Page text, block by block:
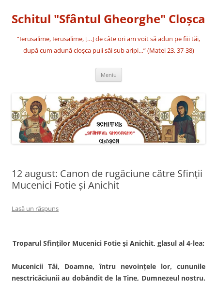
conținut
Schitul "Sfântul Gheorghe" Cloşca
“Ierusalime, Ierusalime, […] de câte ori am voit să adun pe fiii tăi,
după cum adună cloşca puii săi sub aripi…” (Matei 23, 37-38)
Meniu
12 august: Canon de rugăciune către Sfinţii
Mucenici Fotie şi Anichit
Lasă un răspuns
Troparul Sfinţilor Mucenici Fotie şi Anichit, glasul al 4-lea:
Mucenicii Tăi, Doamne, întru nevoinţele lor, cununile
nesctricăciunii au dobândit de la Tine, Dumnezeul nostru.